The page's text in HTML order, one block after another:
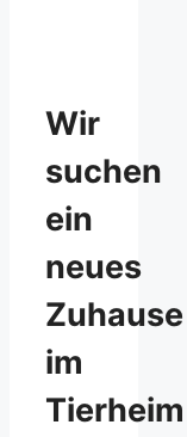
Wir
suchen
ein
neues
Zuhause
im
Tierheim